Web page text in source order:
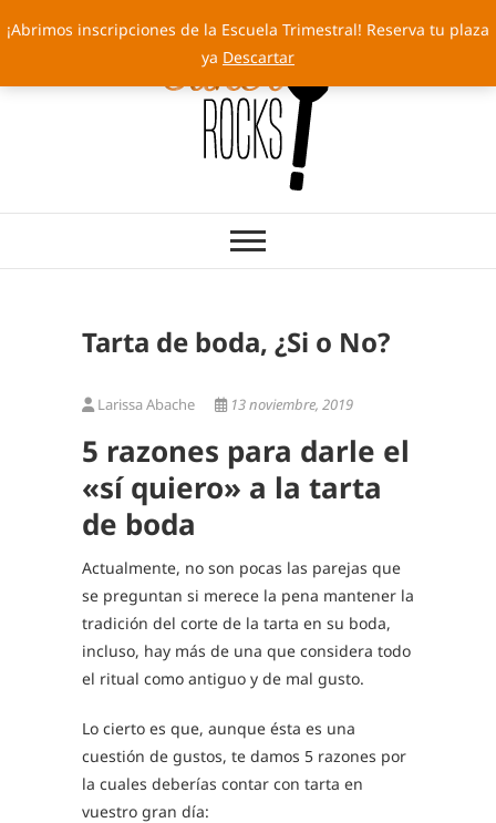
¡Abrimos inscripciones de la Escuela Trimestral! Reserva tu plaza
ya Descartar
al
Cakery Rocks
Tarta de boda, ¿Si o No?
Larissa Abache 13 noviembre, 2019
5 razones para darle el
«sí quiero» a la tarta
de boda
Actualmente, no son pocas las parejas que
se preguntan si merece la pena mantener la
tradición del corte de la tarta en su boda,
incluso, hay más de una que considera todo
el ritual como antiguo y de mal gusto.
Lo cierto es que, aunque ésta es una
cuestión de gustos, te damos 5 razones por
la cuales deberías contar con tarta en
vuestro gran día: